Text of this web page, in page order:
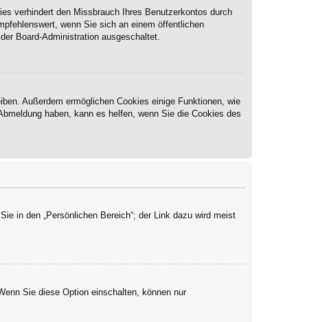
verhindert den Missbrauch Ihres Benutzerkontos durch
wenn Sie sich an einem öffentlichen
Board-Administration ausgeschaltet.
Außerdem ermöglichen Cookies einige Funktionen, wie
haben, kann es helfen, wenn Sie die Cookies des
in den „Persönlichen Bereich“; der Link dazu wird meist
Sie diese Option einschalten, können nur